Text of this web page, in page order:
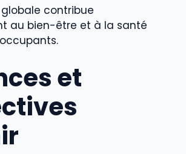
contribue
au bien-être et à la santé
et